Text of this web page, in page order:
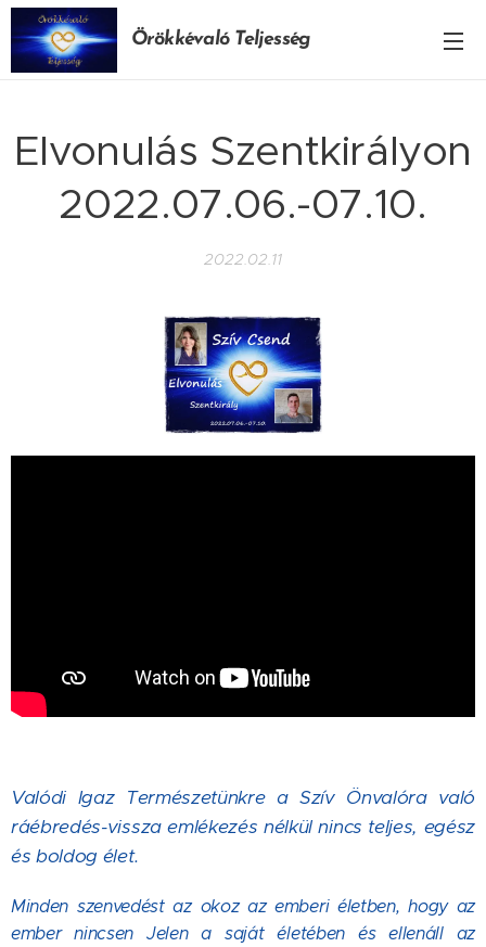
Örökkévaló Teljesség
Elvonulás Szentkirályon
2022.07.06.-07.10.
2022.02.11
Valódi Igaz Természetünkre a Szív Önvalóra való
ráébredés-vissza emlékezés nélkül nincs teljes, egész
és boldog élet.
Minden szenvedést az okoz az emberi életben, hogy az
ember nincsen Jelen a saját életében és ellenáll az